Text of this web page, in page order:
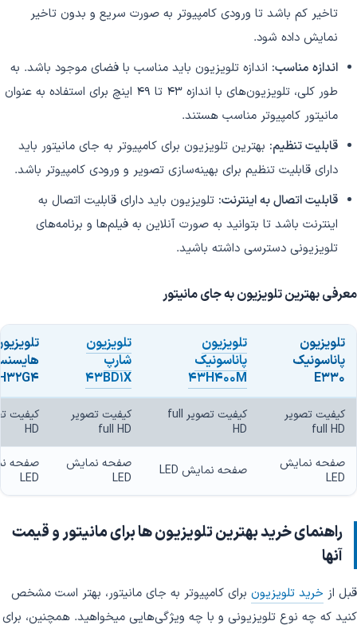
تاخیر کم باشد تا ورودی کامپیوتر به صورت سریع و بدون تاخیر
نمایش داده شود.
اندازه مناسب: اندازه تلویزیون باید مناسب با فضای موجود باشد. به
طور کلی، تلویزیون‌های با اندازه 43 تا 49 اینچ برای استفاده به عنوان
مانیتور کامپیوتر مناسب هستند.
قابلیت تنظیم: بهترین تلویزیون برای کامپیوتر به جای مانیتور باید
دارای قابلیت تنظیم برای بهینه‌سازی تصویر و ورودی کامپیوتر باشد.
قابلیت اتصال به اینترنت: تلویزیون باید دارای قابلیت اتصال به
اینترنت باشد تا بتوانید به صورت آنلاین به فیلم‌ها و برنامه‌های
تلویزیونی دسترسی داشته باشید.
معرفی بهترین تلویزیون به جای مانیتور
تلویزیون
پاناسونیک
E330
تلویزیون
پاناسونیک
43H400M
تلویزیون
شارپ
43BD1X
کیفیت تصویر
full HD
کیفیت تصویر full
HD
کیفیت تصویر
full HD
HD
صفحه نمایش
LED
صفحه نمایش LED
صفحه نمایش
LED
صفحه
LED
راهنمای خرید بهترین تلویزیون ها برای مانیتور و قیمت
آنها
قبل از خرید تلویزیون برای کامپیوتر به جای مانیتور، بهتر است مشخص
کنید که چه نوع تلویزیونی و با چه ویژگی‌هایی میخواهید. همچنین، برای